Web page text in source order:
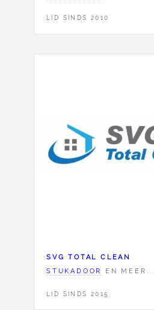
LID SINDS 2010
SVG TOTAL CLEAN
STUKADOOR
EN MEER...
LID SINDS 2015